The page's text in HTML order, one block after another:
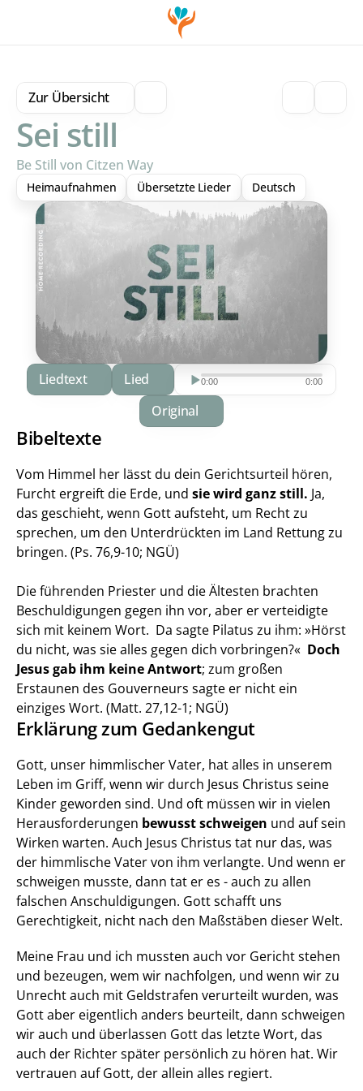
Zur Übersicht
Sei still
Be Still von Citzen Way
Heimaufnahmen Übersetzte Lieder Deutsch
Liedtext Download
Lied 0:00 0:00
Original
Bibeltexte
Vom Himmel her lässt du dein Gerichtsurteil hören,
Furcht ergreift die Erde, und sie wird ganz still. Ja,
das geschieht, wenn Gott aufsteht, um Recht zu
sprechen, um den Unterdrückten im Land Rettung zu
bringen. (Ps. 76,9-10; NGÜ)
Die führenden Priester und die Ältesten brachten
Beschuldigungen gegen ihn vor, aber er verteidigte
sich mit keinem Wort. Da sagte Pilatus zu ihm: »Hörst
du nicht, was sie alles gegen dich vorbringen?« Doch
Jesus gab ihm keine Antwort; zum großen
Erstaunen des Gouverneurs sagte er nicht ein
einziges Wort. (Matt. 27,12-1; NGÜ)
Erklärung zum Gedankengut
Gott, unser himmlischer Vater, hat alles in unserem
Leben im Griff, wenn wir durch Jesus Christus seine
Kinder geworden sind. Und oft müssen wir in vielen
Herausforderungen bewusst schweigen und auf sein
Wirken warten. Auch Jesus Christus tat nur das, was
der himmlische Vater von ihm verlangte. Und wenn er
schweigen musste, dann tat er es - auch zu allen
falschen Anschuldigungen. Gott schafft uns
Gerechtigkeit, nicht nach den Maßstäben dieser Welt.
Meine Frau und ich mussten auch vor Gericht stehen
und bezeugen, wem wir nachfolgen, und wenn wir zu
Unrecht auch mit Geldstrafen verurteilt wurden, was
Gott aber eigentlich anders beurteilt, dann schweigen
wir auch und überlassen Gott das letzte Wort, das
auch der Richter später persönlich zu hören hat. Wir
vertrauen auf Gott, der allein alles regiert.